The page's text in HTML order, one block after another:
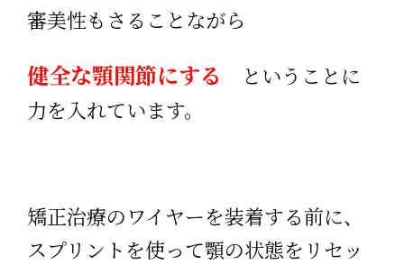
審美性もさることながら
健全な顎関節にする
ということに
力を入れています。
矯正治療のワイヤーを装着する前に、
スプリントを使って顎の状態をリセッ